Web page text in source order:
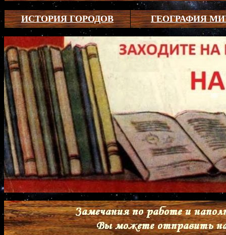
ИСТОРИЯ ГОРОДОВ ГЕОГРАФИЯ